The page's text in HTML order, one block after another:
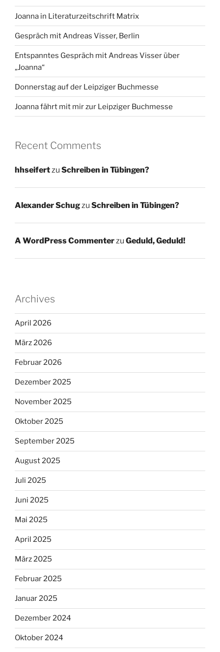
Joanna in Literaturzeitschrift Matrix
Gespräch mit Andreas Visser, Berlin
Entspanntes Gespräch mit Andreas Visser über
„Joanna“
Donnerstag auf der Leipziger Buchmesse
Joanna fährt mit mir zur Leipziger Buchmesse
Recent Comments
hhseifert zu Schreiben in Tübingen?
Alexander Schug zu Schreiben in Tübingen?
A WordPress Commenter zu Geduld, Geduld!
Archives
April 2026
März 2026
Februar 2026
Dezember 2025
November 2025
Oktober 2025
September 2025
August 2025
Juli 2025
Juni 2025
Mai 2025
April 2025
März 2025
Februar 2025
Januar 2025
Dezember 2024
Oktober 2024